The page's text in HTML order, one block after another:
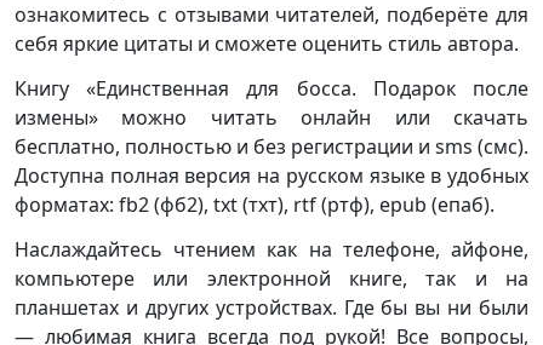
ознакомитесь с отзывами читателей, подберёте для
себя яркие цитаты и сможете оценить стиль автора.
Книгу «Единственная для босса. Подарок после
измены» можно читать онлайн или скачать
бесплатно, полностью и без регистрации и sms (смс).
Доступна полная версия на русском языке в удобных
форматах: fb2 (фб2), txt (тхт), rtf (ртф), epub (епаб).
Наслаждайтесь чтением как на телефоне, айфоне,
компьютере или электронной книге, так и на
планшетах и других устройствах. Где бы вы ни были
— любимая книга всегда под рукой! Все вопросы,